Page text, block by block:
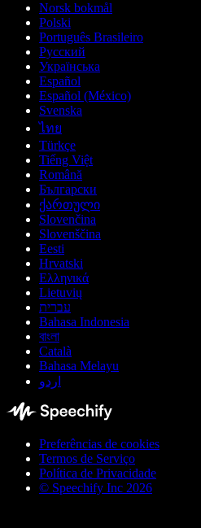
Norsk bokmål
Polski
Português Brasileiro
Русский
Українська
Español
Español (México)
Svenska
ไทย
Türkçe
Tiếng Việt
Română
Български
ქართული
Slovenčina
Slovenščina
Eesti
Hrvatski
Ελληνικά
Lietuvių
עברית
Bahasa Indonesia
বাংলা
Català
Bahasa Melayu
اردو
Preferências de cookies
Termos de Serviço
Política de Privacidade
© Speechify Inc 2026